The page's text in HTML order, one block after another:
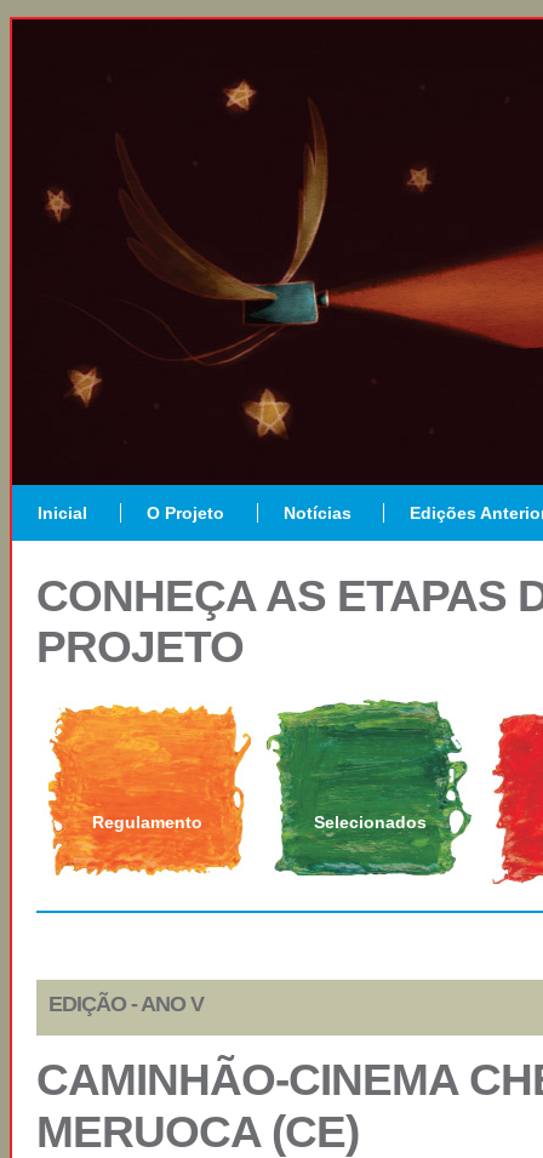
Inicial O Projeto Notícias Edições
CONHEÇA AS ETAPAS
PROJETO
Regulamento Selecionados
EDIÇÃO - ANO V
CAMINHÃO-CINEMA
MERUOCA (CE)